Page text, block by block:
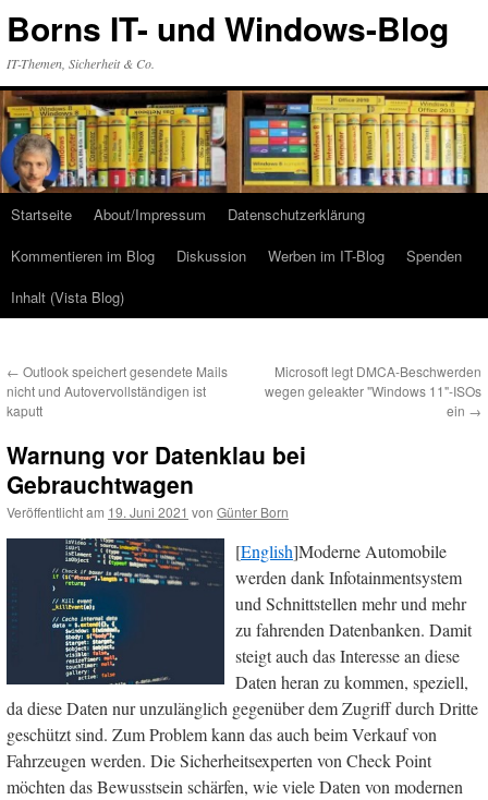
Inhalt
Borns IT- und Windows-Blog
IT-Themen, Sicherheit & Co.
Startseite About/Impressum
Datenschutzerklärung
Kommentieren im Blog
Diskussion Werben im IT-Blog
Spenden
Inhalt (Vista Blog)
← Outlook speichert gesendete Mails
nicht und Autovervollständigen ist
kaputt
Microsoft legt DMCA-Beschwerden
wegen geleakter "Windows 11"-ISOs
ein →
Warnung vor Datenklau bei
Gebrauchtwagen
Veröffentlicht am 19. Juni 2021 von Günter Born
[English]Moderne Automobile
werden dank Infotainmentsystem
und Schnittstellen mehr und mehr
zu fahrenden Datenbanken. Damit
steigt auch das Interesse an diese
Daten heran zu kommen, speziell,
da diese Daten nur unzulänglich gegenüber dem Zugriff durch Dritte
geschützt sind. Zum Problem kann das auch beim Verkauf von
Fahrzeugen werden. Die Sicherheitsexperten von Check Point
möchten das Bewusstsein schärfen, wie viele Daten von modernen